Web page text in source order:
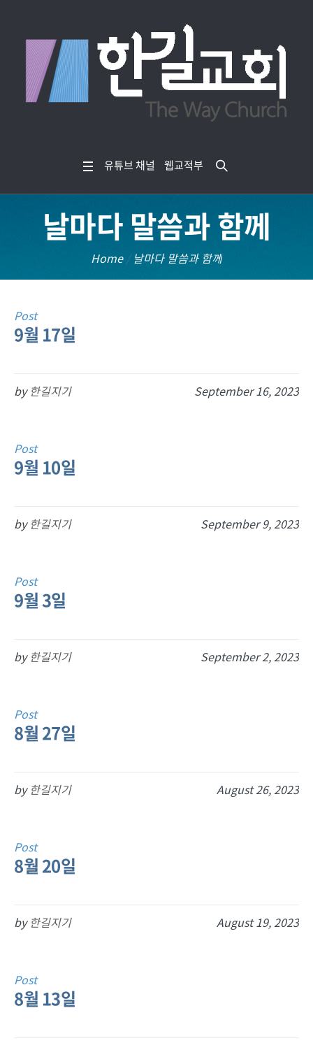
유튜브 채널 웹교적부
날마다 말씀과 함께
Home /날마다 말씀과 함께
Post
9월 17일
September 16, 2023
by 한길지기
Post
9월 10일
September 9, 2023
by 한길지기
Post
9월 3일
September 2, 2023
by 한길지기
Post
8월 27일
August 26, 2023
by 한길지기
Post
8월 20일
August 19, 2023
by 한길지기
Post
8월 13일